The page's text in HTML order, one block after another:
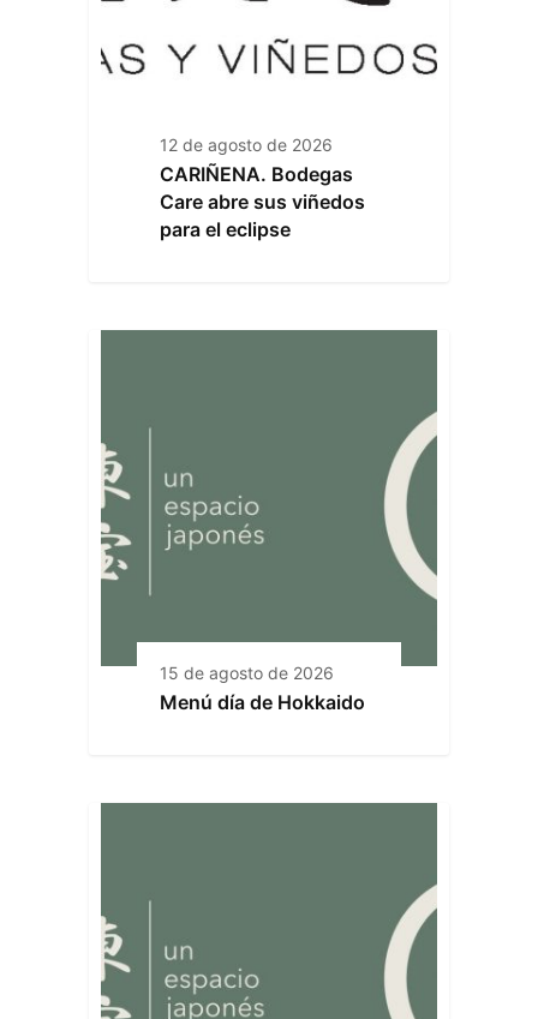
12 de agosto de 2026
CARIÑENA. Bodegas
Care abre sus viñedos
para el eclipse
15 de agosto de 2026
Menú día de Hokkaido